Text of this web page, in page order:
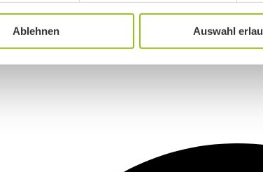
Ablehnen Auswahl